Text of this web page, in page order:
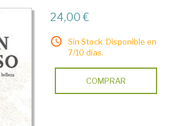
24,00 €
Sin Stock. Disponible en
7/10 días.
COMPRAR